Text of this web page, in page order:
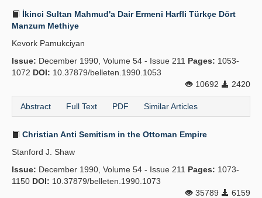
İkinci Sultan Mahmud'a Dair Ermeni Harfli Türkçe Dört
Manzum Methiye
Kevork Pamukciyan
Issue: December 1990, Volume 54 - Issue 211 Pages: 1053-
1072 DOI: 10.37879/belleten.1990.1053
10692
2420
Abstract Full Text PDF Similar Articles
Christian Anti Semitism in the Ottoman Empire
Stanford J. Shaw
Issue: December 1990, Volume 54 - Issue 211 Pages: 1073-
1150 DOI: 10.37879/belleten.1990.1073
35789
6159